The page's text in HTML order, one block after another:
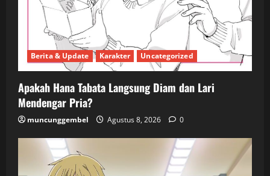
Berita & Update Karakter Uncategorized
Apakah Hana Tabata Langsung Diam dan Lari
Mendengar Pria?
muncunggembel Agustus 8, 2026 0